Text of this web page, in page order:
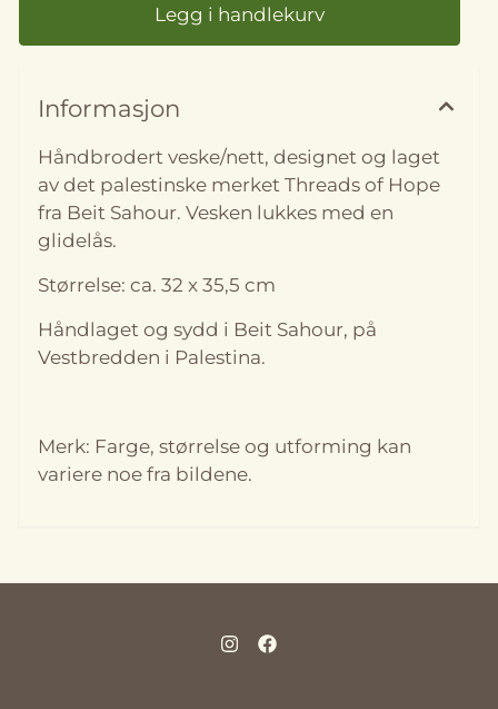
Informasjon
Håndbrodert veske/nett, designet og laget
av det palestinske merket Threads of Hope
fra Beit Sahour. Vesken lukkes med en
glidelås.
Størrelse: ca. 32 x 35,5 cm
Håndlaget og sydd i Beit Sahour, på
Vestbredden i Palestina.
Merk: Farge, størrelse og utforming kan
variere noe fra bildene.